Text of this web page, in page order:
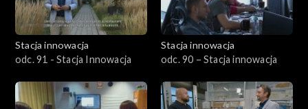
Stacja innowacja
odc. 91 - Stacja Innowacja
Stacja innowacja
odc. 90 – Stacja innowacja